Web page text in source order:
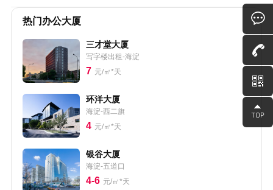
热门办公大厦
三才堂大厦
写字楼出租-海淀
7 元/㎡*天
环洋大厦
海淀-西二旗
4 元/㎡*天
银谷大厦
海淀-五道口
4-6 元/㎡*天